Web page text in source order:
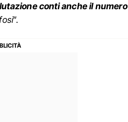
conti anche il numero
”.